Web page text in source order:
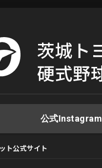
公式Instagram
ト公式サイト